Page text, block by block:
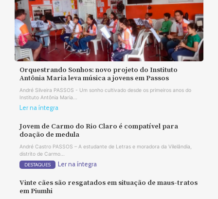
Orquestrando Sonhos: novo projeto do Instituto
Antônia Maria leva música a jovens em Passos
André Silveira PASSOS - Um sonho cultivado desde os primeiros anos do
Instituto Antônia Maria...
Ler na íntegra
Jovem de Carmo do Rio Claro é compatível para
doação de medula
André Castro PASSOS – A estudante de Letras e moradora da Vilelândia,
distrito de Carmo...
DESTAQUES Ler na íntegra
Vinte cães são resgatados em situação de maus-tratos
em Piumhi